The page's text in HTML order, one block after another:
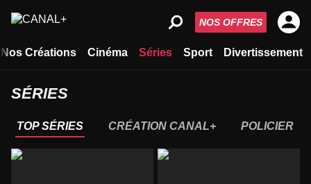
Nos Créations Cinéma Séries Sport Divertissement
NOS OFFRES
SÉRIES
TOP SÉRIES CRÉATION CANAL+ POLICIER